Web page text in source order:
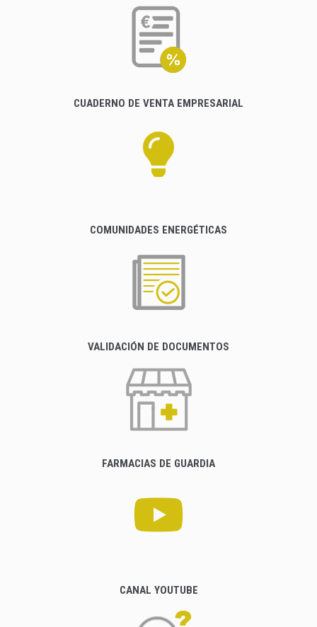
CUADERNO DE VENTA EMPRESARIAL
COMUNIDADES ENERGÉTICAS
VALIDACIÓN DE DOCUMENTOS
FARMACIAS DE GUARDIA
CANAL YOUTUBE